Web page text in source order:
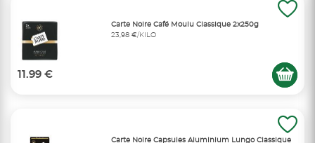
Carte Noire Café Moulu Classique 2x250g
23,98 €/KILO
11.99 €
Carte Noire Capsules Aluminium Lungo Classique